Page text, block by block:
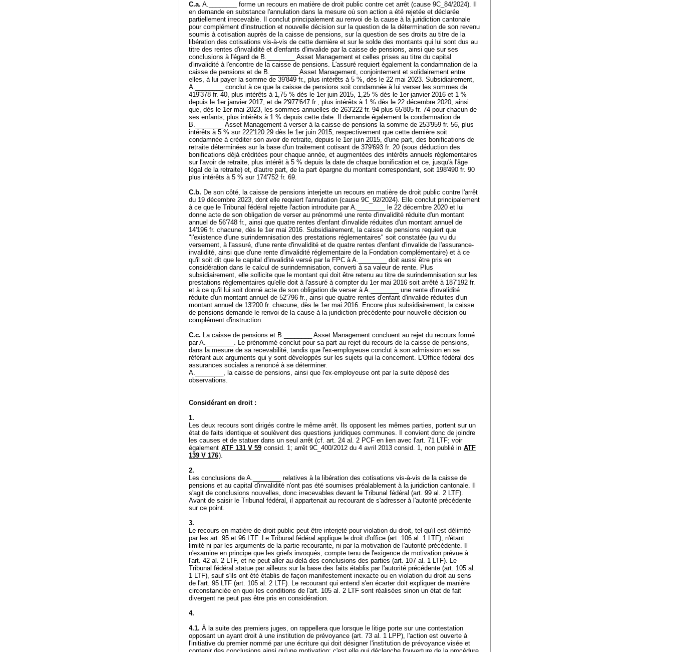
C.a. A.________ forme un recours en matière de droit public contre cet arrêt (cause 9C_84/2024). Il
en demande en substance l'annulation dans la mesure où son action a été rejetée et déclarée
partiellement irrecevable. Il conclut principalement au renvoi de la cause à la juridiction cantonale
pour complément d'instruction et nouvelle décision sur la question de la détermination de son revenu
soumis à cotisation auprès de la caisse de pensions, sur la question de ses droits au titre de la
libération des cotisations vis-à-vis de cette dernière et sur le solde des montants qui lui sont dus au
titre des rentes d'invalidité et d'enfants d'invalide par la caisse de pensions, ainsi que sur ses
conclusions à l'égard de B.________ Asset Management et celles prises au titre du capital
d'invalidité à l'encontre de la caisse de pensions. L'assuré requiert également la condamnation de la
caisse de pensions et de B.________ Asset Management, conjointement et solidairement entre
elles, à lui payer la somme de 39'849 fr., plus intérêts à 5 %, dès le 22 mai 2023. Subsidiairement,
A.________ conclut à ce que la caisse de pensions soit condamnée à lui verser les sommes de
419'378 fr. 40, plus intérêts à 1,75 % dès le 1er juin 2015, 1,25 % dès le 1er janvier 2016 et 1 %
depuis le 1er janvier 2017, et de 2'977'647 fr., plus intérêts à 1 % dès le 22 décembre 2020, ainsi
que, dès le 1er mai 2023, les sommes annuelles de 263'222 fr. 94 plus 65'805 fr. 74 pour chacun de
ses enfants, plus intérêts à 1 % depuis cette date. Il demande également la condamnation de
B.________ Asset Management à verser à la caisse de pensions la somme de 253'959 fr. 56, plus
intérêts à 5 % sur 222'120.29 dès le 1er juin 2015, respectivement que cette dernière soit
condamnée à créditer son avoir de retraite, depuis le 1er juin 2015, d'une part, des bonifications de
retraite déterminées sur la base d'un traitement cotisant de 379'693 fr. 20 (sous déduction des
bonifications déjà créditées pour chaque année, et augmentées des intérêts annuels réglementaires
sur l'avoir de retraite, plus intérêt à 5 % depuis la date de chaque bonification et ce, jusqu'à l'âge
légal de la retraite) et, d'autre part, de la part épargne du montant correspondant, soit 198'490 fr. 90
plus intérêts à 5 % sur 174'752 fr. 69.
C.b. De son côté, la caisse de pensions interjette un recours en matière de droit public contre l'arrêt
du 19 décembre 2023, dont elle requiert l'annulation (cause 9C_92/2024). Elle conclut principalement
à ce que le Tribunal fédéral rejette l'action introduite par A.________ le 22 décembre 2020 et lui
donne acte de son obligation de verser au prénommé une rente d'invalidité réduite d'un montant
annuel de 56'748 fr., ainsi que quatre rentes d'enfant d'invalide réduites d'un montant annuel de
14'196 fr. chacune, dès le 1er mai 2016. Subsidiairement, la caisse de pensions requiert que
"l'existence d'une surindemnisation des prestations réglementaires" soit constatée (au vu du
versement, à l'assuré, d'une rente d'invalidité et de quatre rentes d'enfant d'invalide de l'assurance-
invalidité, ainsi que d'une rente d'invalidité réglementaire de la Fondation complémentaire) et à ce
qu'il soit dit que le capital d'invalidité versé par la FPC à A.________ doit aussi être pris en
considération dans le calcul de surindemnisation, converti à sa valeur de rente. Plus
subsidiairement, elle sollicite que le montant qui doit être retenu au titre de surindemnisation sur les
prestations réglementaires qu'elle doit à l'assuré à compter du 1er mai 2016 soit arrêté à 187'192 fr.
et à ce qu'il lui soit donné acte de son obligation de verser à A.________ une rente d'invalidité
réduite d'un montant annuel de 52'796 fr., ainsi que quatre rentes d'enfant d'invalide réduites d'un
montant annuel de 13'200 fr. chacune, dès le 1er mai 2016. Encore plus subsidiairement, la caisse
de pensions demande le renvoi de la cause à la juridiction précédente pour nouvelle décision ou
complément d'instruction.
C.c. La caisse de pensions et B.________ Asset Management concluent au rejet du recours formé
par A.________. Le prénommé conclut pour sa part au rejet du recours de la caisse de pensions,
dans la mesure de sa recevabilité, tandis que l'ex-employeuse conclut à son admission en se
référant aux arguments qui y sont développés sur les sujets qui la concernent. L'Office fédéral des
assurances sociales a renoncé à se déterminer.
A.________, la caisse de pensions, ainsi que l'ex-employeuse ont par la suite déposé des
observations.
Considérant en droit :
1.
Les deux recours sont dirigés contre le même arrêt. Ils opposent les mêmes parties, portent sur un
état de faits identique et soulèvent des questions juridiques communes. Il convient donc de joindre
les causes et de statuer dans un seul arrêt (cf. art. 24 al. 2 PCF en lien avec l'art. 71 LTF; voir
également ATF 131 V 59 consid. 1; arrêt 9C_400/2012 du 4 avril 2013 consid. 1, non publié in ATF
139 V 176).
2.
Les conclusions de A.________ relatives à la libération des cotisations vis-à-vis de la caisse de
pensions et au capital d'invalidité n'ont pas été soumises préalablement à la juridiction cantonale. Il
s'agit de conclusions nouvelles, donc irrecevables devant le Tribunal fédéral (art. 99 al. 2 LTF).
Avant de saisir le Tribunal fédéral, il appartenait au recourant de s'adresser à l'autorité précédente
sur ce point.
3.
Le recours en matière de droit public peut être interjeté pour violation du droit, tel qu'il est délimité
par les art. 95 et 96 LTF. Le Tribunal fédéral applique le droit d'office (art. 106 al. 1 LTF), n'étant
limité ni par les arguments de la partie recourante, ni par la motivation de l'autorité précédente. Il
n'examine en principe que les griefs invoqués, compte tenu de l'exigence de motivation prévue à
l'art. 42 al. 2 LTF, et ne peut aller au-delà des conclusions des parties (art. 107 al. 1 LTF). Le
Tribunal fédéral statue par ailleurs sur la base des faits établis par l'autorité précédente (art. 105 al.
1 LTF), sauf s'ils ont été établis de façon manifestement inexacte ou en violation du droit au sens
de l'art. 95 LTF (art. 105 al. 2 LTF). Le recourant qui entend s'en écarter doit expliquer de manière
circonstanciée en quoi les conditions de l'art. 105 al. 2 LTF sont réalisées sinon un état de fait
divergent ne peut pas être pris en considération.
4.
4.1. À la suite des premiers juges, on rappellera que lorsque le litige porte sur une contestation
opposant un ayant droit à une institution de prévoyance (art. 73 al. 1 LPP), l'action est ouverte à
l'initiative du premier nommé par une écriture qui doit désigner l'institution de prévoyance visée et